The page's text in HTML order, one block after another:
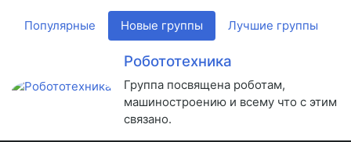
Популярные Новые группы Лучшие группы
Робототехника
Группа посвящена роботам,
машиностроению и всему что с этим
связано.